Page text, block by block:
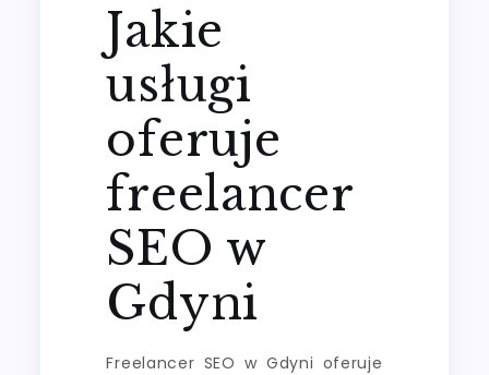
Jakie
usługi
oferuje
freelancer
SEO w
Gdyni
Freelancer SEO w Gdyni oferuje